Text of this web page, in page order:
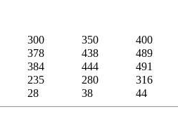
300 350 400
378 438 489
384 444 491
235 280 316
28 38 44